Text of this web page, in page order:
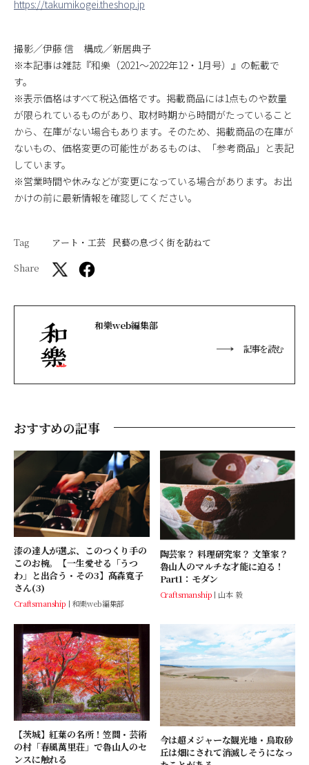
https://takumikogei.theshop.jp
撮影／伊藤 信 構成／新居典子
※本記事は雑誌『和樂（2021～2022年12・1月号）』の転載で
す。
※表示価格はすべて税込価格です。掲載商品には1点ものや数量
が限られているものがあり、取材時期から時間がたっていること
から、在庫がない場合もあります。そのため、掲載商品の在庫が
ないもの、価格変更の可能性があるものは、「参考商品」と表記
しています。
※営業時間や休みなどが変更になっている場合があります。お出
かけの前に最新情報を確認してください。
Tag アート・工芸
民藝の息づく街を訪ねて
Share
和樂web編集部
記事を読む
おすすめの記事
漆の達人が選ぶ、このつくり手の
このお椀。【一生愛せる「うつ
わ」と出合う・その3】髙森寬子
さん(3)
Craftsmanship 和樂web編集部
陶芸家？ 料理研究家？ 文筆家？
魯山人のマルチな才能に迫る！
Part1：モダン
Craftsmanship 山本 毅
【茨城】紅葉の名所！笠間・芸術
の村「春風萬里荘」で魯山人のセ
ンスに触れる
今は超メジャーな観光地・鳥取砂
丘は畑にされて消滅しそうになっ